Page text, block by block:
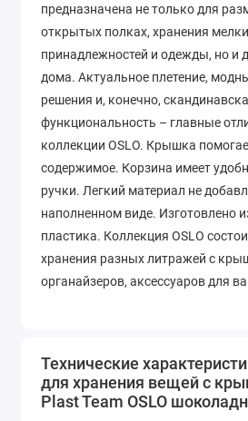
предназначена не только для
открытых полках, хранения
принадлежностей и одежды, но и
дома. Актуальное плетение,
решения и, конечно,
функциональность – главные
коллекции OSLO. Крышка
содержимое. Корзина имеет
ручки. Легкий материал не
наполненном виде. Изготовлено
пластика. Коллекция OSLO
хранения разных литражей с
органайзеров, аксессуаров для
Технические
для хранения вещей с
Plast Team OSLO